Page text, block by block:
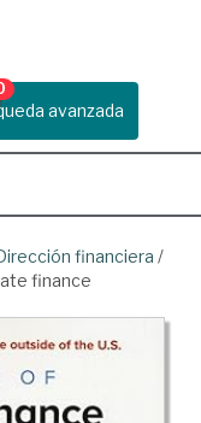
avanzada
financiera /
finance